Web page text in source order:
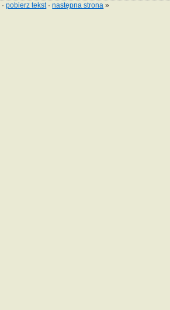
·pobierz tekst·następna strona »